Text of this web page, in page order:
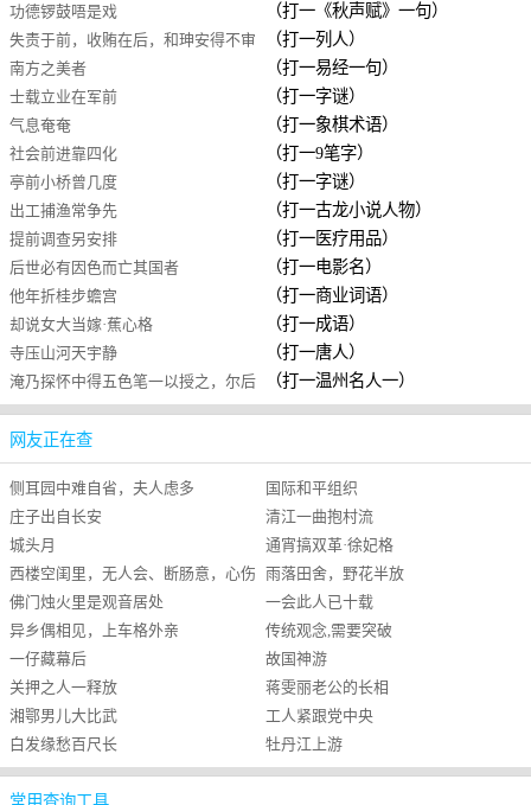
功德锣鼓唔是戏 （打一《秋声赋》一句）
失责于前，收贿在后，和珅安得不审 （打一列人）
南方之美者 （打一易经一句）
士载立业在军前 （打一字谜）
气息奄奄 （打一象棋术语）
社会前进靠四化 （打一9笔字）
亭前小桥曾几度 （打一字谜）
出工捕渔常争先 （打一古龙小说人物）
提前调查另安排 （打一医疗用品）
后世必有因色而亡其国者 （打一电影名）
他年折桂步蟾宫 （打一商业词语）
却说女大当嫁·蕉心格 （打一成语）
寺压山河天宇静 （打一唐人）
淹乃探怀中得五色笔一以授之，尔后
诗绝无美句，时人谓之才尽
（打一温州名人一）
网友正在查
侧耳园中难自省，夫人虑多
国际和平组织
庄子出自长安
清江一曲抱村流
城头月
通宵搞双革·徐妃格
西楼空闺里，无人会、断肠意，心伤
知音逝；这时节、念别人无依，对灯
前、泪垂无睡时
雨落田舍，野花半放
佛门烛火里是观音居处
一会此人已十载
异乡偶相见，上车格外亲
传统观念,需要突破
一仔藏幕后
故国神游
关押之人一释放
蒋雯丽老公的长相
湘鄂男儿大比武
工人紧跟党中央
白发缘愁百尺长
牡丹江上游